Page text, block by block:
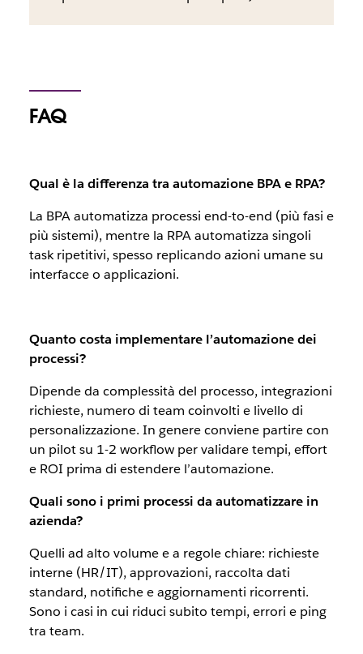
FAQ
Qual è la differenza tra automazione BPA e RPA?
La BPA automatizza processi end-to-end (più fasi e
più sistemi), mentre la RPA automatizza singoli
task ripetitivi, spesso replicando azioni umane su
interfacce o applicazioni.
Quanto costa implementare l’automazione dei
processi?
Dipende da complessità del processo, integrazioni
richieste, numero di team coinvolti e livello di
personalizzazione. In genere conviene partire con
un pilot su 1-2 workflow per validare tempi, effort
e ROI prima di estendere l’automazione.
Quali sono i primi processi da automatizzare in
azienda?
Quelli ad alto volume e a regole chiare: richieste
interne (HR/IT), approvazioni, raccolta dati
standard, notifiche e aggiornamenti ricorrenti.
Sono i casi in cui riduci subito tempi, errori e ping
tra team.